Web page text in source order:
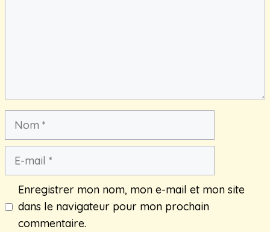
Nom
Enregistrer mon nom, mon e-mail et mon site
dans le navigateur pour mon prochain
commentaire.